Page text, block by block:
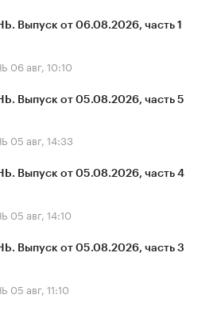
Выпуск от 06.08.2026, часть 1
06 авг, 10:10
Выпуск от 05.08.2026, часть 5
05 авг, 14:33
Выпуск от 05.08.2026, часть 4
05 авг, 14:10
Выпуск от 05.08.2026, часть 3
05 авг, 11:10